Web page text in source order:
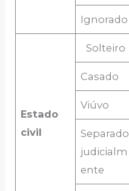
Ignorado
Estado
civil
Solteiro
Casado
Viúvo
Separado
judicialm
ente